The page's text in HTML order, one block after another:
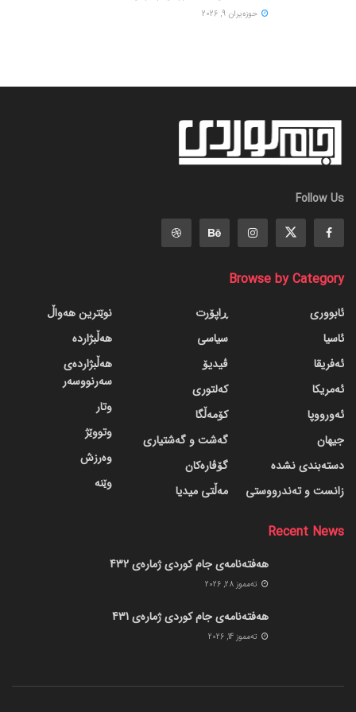
حوزه‌یران 9, 2026
Follow Us
Browse by Category
ئابووری
ئاسیا
ئەفریقا
ئەمریکا
ئەورووپا
جیهان
دسته‌بندی نشده
زانست و تەندرووستی
ڕاپۆرت
سیاسی
ڤیدیۆ
کەلتوری
کۆمەڵگا
گه‌شت و گه‌شتیاری
گۆڤاره‌کان
مەڵتی میدیا
نوێترین هەواڵ
هەڵبژاردە
هەڵبژاردەی
سەرنووسەر
وتار
وتووێژ
وەرزش
وێنە
Recent News
هەفتەنامەی جام کوردی ژمارەی 432
ته‌مموز 28, 2026
هەفتەنامەی جام کوردی ژمارەی 431
ته‌مموز 14, 2026